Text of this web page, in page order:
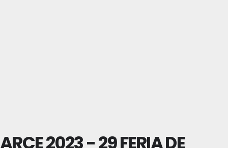
ARCE 2023 - 29 FERIA DE